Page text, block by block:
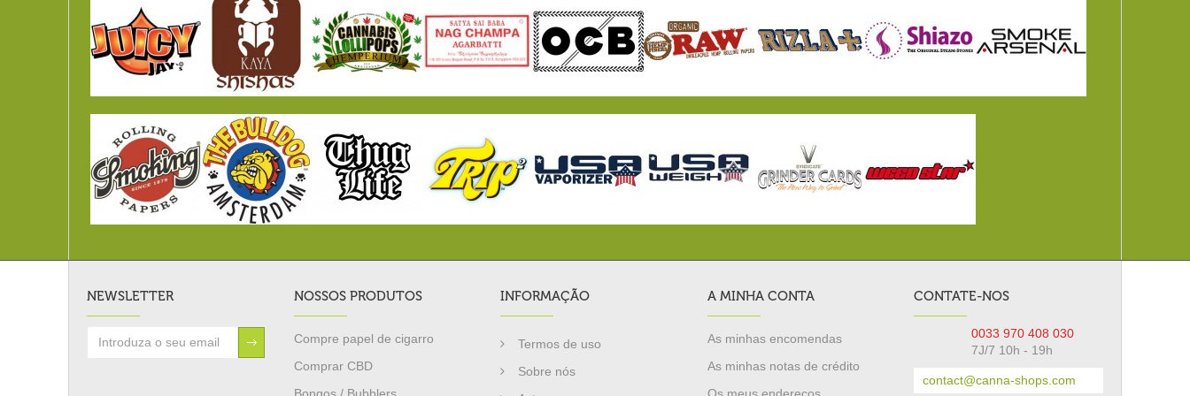
NEWSLETTER NOSSOS PRODUTOS
Compre papel de cigarro
Comprar CBD
INFORMAÇÃO
Termos de uso
Sobre nós
A MINHA CONTA
As minhas encomendas
As minhas notas de crédito
CONTATE-NOS
0033 970 408 030
7J/7 10h - 19h
contact@canna-shops.com